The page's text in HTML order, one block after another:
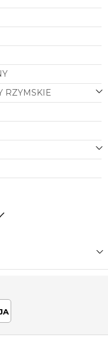
jest nie
i solidny.
Cię z tłumu i
Damski
spełni Twoje
jakość
Kors
akcesorium,
które z
prawdziwą
RZYMSKIE